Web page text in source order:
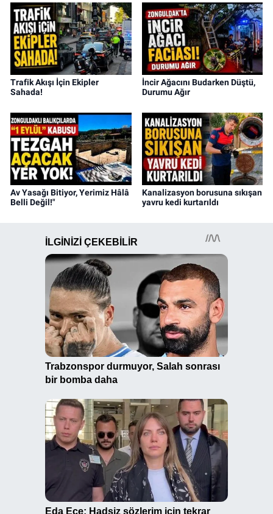
Trafik Akışı İçin Ekipler
Sahada!
İncir Ağacını Budarken Düştü,
Durumu Ağır
Av Yasağı Bitiyor, Yerimiz Hâlâ
Belli Değil!"
Kanalizasyon borusuna sıkışan
yavru kedi kurtarıldı